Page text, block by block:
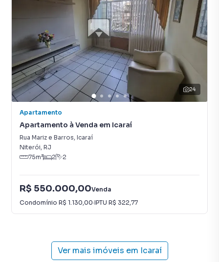
24
Apartamento
Apartamento à Venda em Icaraí
Rua Mariz e Barros, Icaraí
Niterói, RJ
75m² 2 2
R$ 550.000,00Venda
Condomínio R$ 1.130,00·IPTU R$ 322,77
Ver mais imóveis em Icaraí